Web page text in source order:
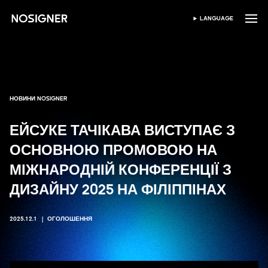
ГОЛОВНА
ВИБЕРІТЬ МОВУ
LANGUAGE
НОВИНИ NOSIGNER
ЕЙСУКЕ ТАЧІКАВА ВИСТУПАЄ З
ОСНОВНОЮ ПРОМОВОЮ НА
МІЖНАРОДНІЙ КОНФЕРЕНЦІЇ З
ДИЗАЙНУ 2025 НА ФІЛІППІНАХ
2025.12.1 ОГОЛОШЕННЯ